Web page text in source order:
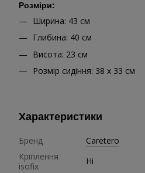
Розміри:
Ширина: 43 см
Глибина: 40 см
Висота: 23 см
Розмір сидіння: 38 х 33 см
Характеристики
Бренд
Caretero
Кріплення
isofix
Ні